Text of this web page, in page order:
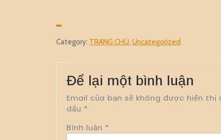
Category: TRANG CHỦ, Uncategorized
Để lại một bình luận
Email của bạn sẽ không được hiển thị
dấu *
Bình luận *